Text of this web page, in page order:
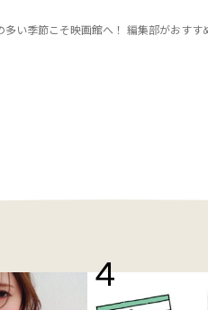
多い季節こそ映画館へ！ 編集部がおす